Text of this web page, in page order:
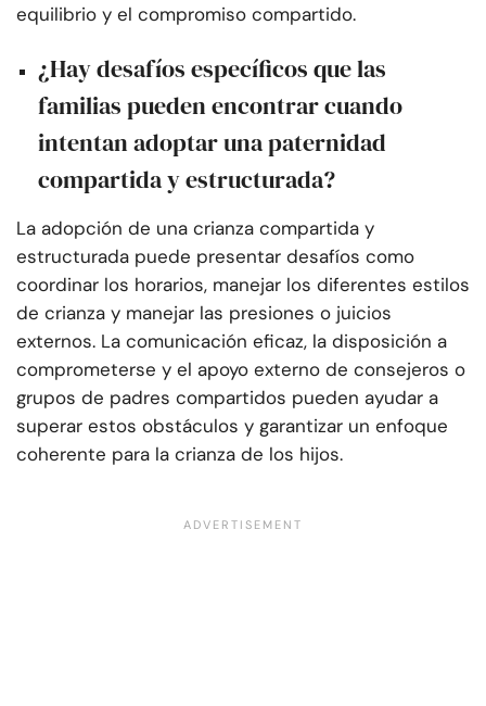
equilibrio y el compromiso compartido.
¿Hay desafíos específicos que las
familias pueden encontrar cuando
intentan adoptar una paternidad
compartida y estructurada?
La adopción de una crianza compartida y
estructurada puede presentar desafíos como
coordinar los horarios, manejar los diferentes estilos
de crianza y manejar las presiones o juicios
externos. La comunicación eficaz, la disposición a
comprometerse y el apoyo externo de consejeros o
grupos de padres compartidos pueden ayudar a
superar estos obstáculos y garantizar un enfoque
coherente para la crianza de los hijos.